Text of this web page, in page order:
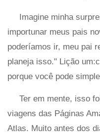
Imagine minha
importunar meus pais
poderíamos ir, meu pai
planeja isso." Lição
porque você pode
Ter em mente, isso
viagens das Páginas
Atlas. Muito antes dos